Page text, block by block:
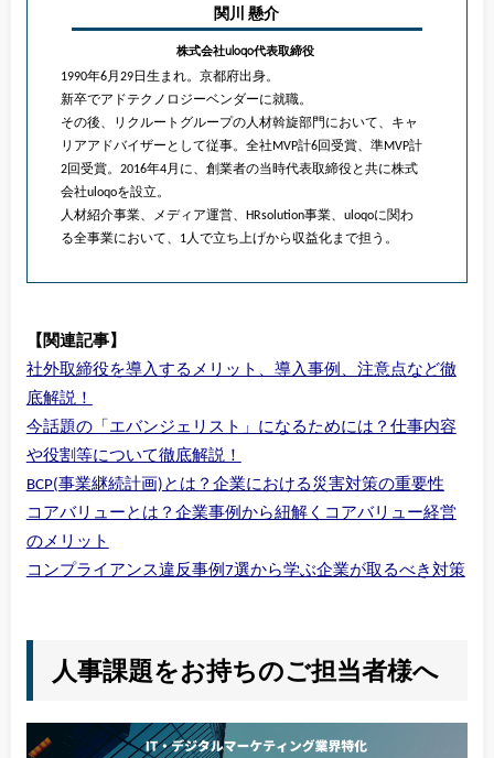
関川 懸介
株式会社uloqo代表取締役
1990年6月29日生まれ。京都府出身。
新卒でアドテクノロジーベンダーに就職。
その後、リクルートグループの人材斡旋部門において、キャ
リアアドバイザーとして従事。全社MVP計6回受賞、準MVP計
2回受賞。2016年4月に、創業者の当時代表取締役と共に株式
会社uloqoを設立。
人材紹介事業、メディア運営、HRsolution事業、uloqoに関わ
る全事業において、1人で立ち上げから収益化まで担う。
【関連記事】
社外取締役を導入するメリット、導入事例、注意点など徹
底解説！
今話題の「エバンジェリスト」になるためには？仕事内容
や役割等について徹底解説！
BCP(事業継続計画)とは？企業における災害対策の重要性
コアバリューとは？企業事例から紐解くコアバリュー経営
のメリット
コンプライアンス違反事例7選から学ぶ企業が取るべき対策
人事課題をお持ちのご担当者様へ